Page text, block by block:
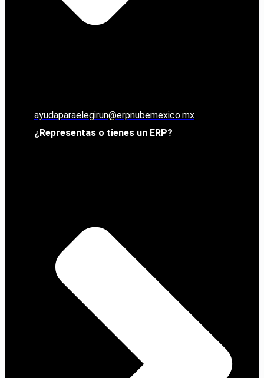
ayudaparaelegirun@erpnubemexico.mx
¿Representas o tienes un ERP?